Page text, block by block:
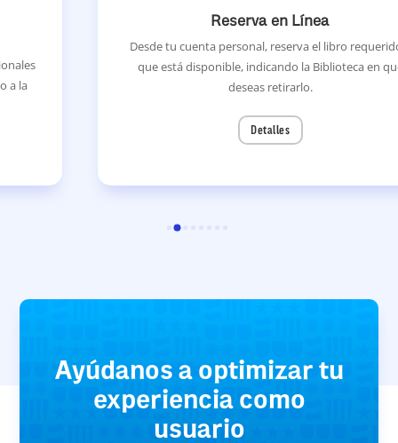
Reserva en Línea
Desde tu cuenta personal, reserva el libro requerido y
que está disponible, indicando la Biblioteca en que
deseas retirarlo.
Ayúdanos a optimizar tu
experiencia como
usuario